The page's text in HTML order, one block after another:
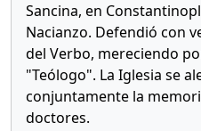
Sancina, en
Nacianzo. Defendió con
del Verbo, mereciendo
"Teólogo". La Iglesia se
conjuntamente la
doctores.